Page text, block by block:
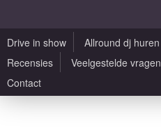
Drive in show Allround dj huren
Recensies
Veelgestelde vragen
Contact